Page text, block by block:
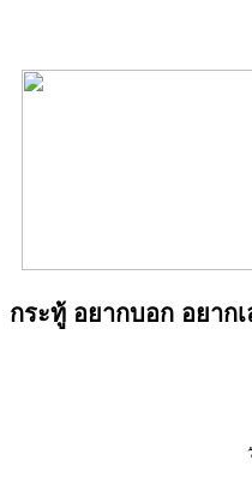
กระทู้ อยากบอก อยากเ